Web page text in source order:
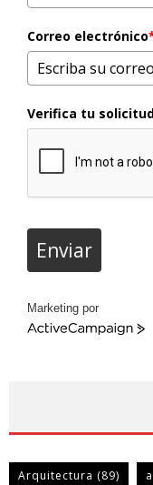
Correo electrónico
Verifica tu
Enviar
Marketing por
ActiveCampaign
Arquitectura (89)